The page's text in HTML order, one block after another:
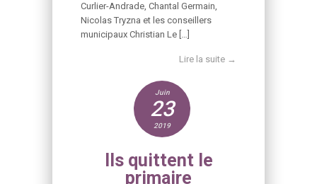
Curlier-Andrade, Chantal Germain,
Nicolas Tryzna et les conseillers
municipaux Christian Le […]
Lire la suite →
Juin
23
2019
Ils quittent le
primaire